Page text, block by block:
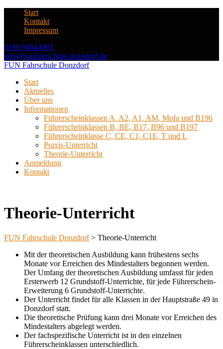
Start
Kontakt
Impressum
0160 96844991
info@funfahrschule-donzdorf.de
FUN Fahrschule Donzdorf
Start
Aktuelles
Über uns
Informationen
Führerscheinklassen A, A2, A1, AM, Mofa und B196
Führerscheinklassen B, BE, B17, B96 und B197
Führerscheinklasse C, CE, C1, C1E, T und L
Praxis-Unterricht
Theorie-Unterricht
Anmeldung
Kontakt
Theorie-Unterricht
FUN Fahrschule Donzdorf> Theorie-Unterricht
Mit der theoretischen Ausbildung kann frühestens sechs
Monate vor Erreichen des Mindestalters begonnen werden.
Der Umfang der theoretischen Ausbildung umfasst für jeden
Ersterwerb 12 Grundstoff-Unterrichte, für jede Führerschein-
Erweiterung 6 Grundstoff-Unterrichte.
Der Unterricht findet für alle Klassen in der Hauptstraße 49 in
Donzdorf statt.
Die theoretische Prüfung kann drei Monate vor Erreichen des
Mindestalters abgelegt werden.
Der fachspezifische Unterricht ist in den einzelnen
Führerscheinklassen unterschiedlich.